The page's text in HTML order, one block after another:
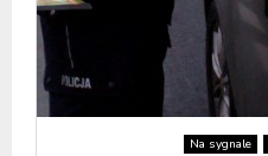
Na sygnale